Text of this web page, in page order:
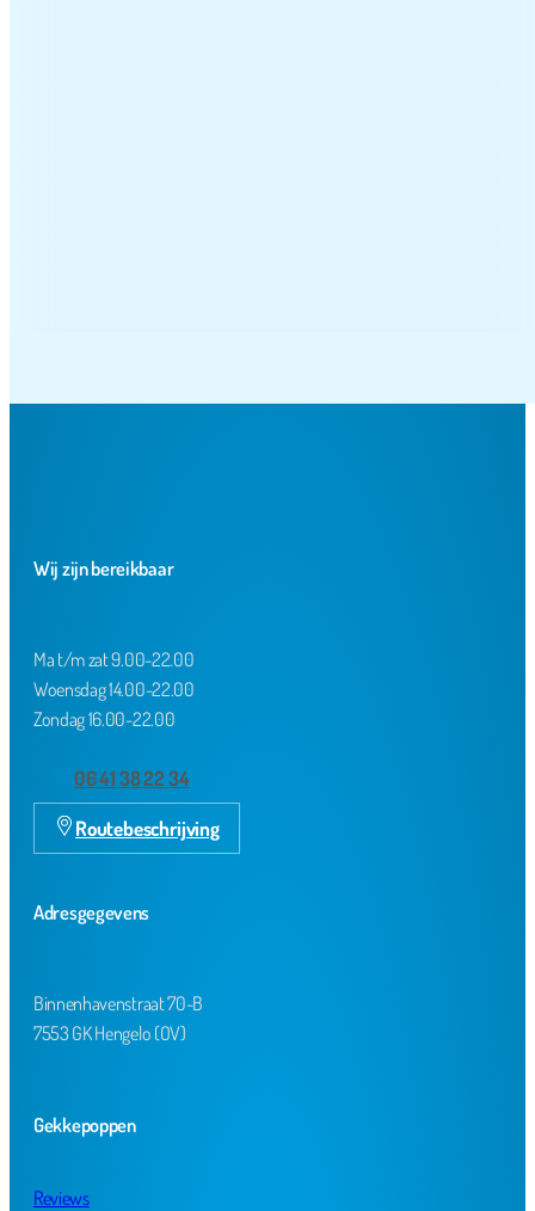
Wij zijn bereikbaar
Ma t/m zat 9.00-22.00
Woensdag 14.00-22.00
Zondag 16.00-22.00
06 41 38 22 34
Routebeschrijving
Adresgegevens
Binnenhavenstraat 70-B
7553 GK Hengelo (OV)
Gekkepoppen
Reviews